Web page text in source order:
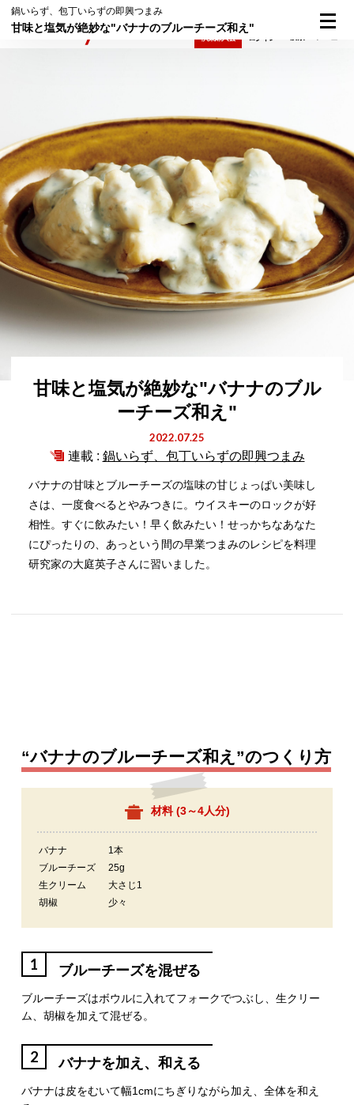
鍋いらず、包丁いらずの即興つまみ
甘味と塩気が絶妙な"バナナのブルーチーズ和え"
甘味と塩気が絶妙な"バナナのブル
ーチーズ和え"
2022.07.25
連載 : 鍋いらず、包丁いらずの即興つまみ
バナナの甘味とブルーチーズの塩味の甘じょっぱい美味し
さは、一度食べるとやみつきに。ウイスキーのロックが好
相性。すぐに飲みたい！早く飲みたい！せっかちなあなた
にぴったりの、あっという間の早業つまみのレシピを料理
研究家の大庭英子さんに習いました。
“バナナのブルーチーズ和え”のつくり方
材料 (3～4人分)
バナナ
1本
ブルーチーズ
25g
生クリーム
大さじ1
胡椒
少々
1 ブルーチーズを混ぜる
ブルーチーズはボウルに入れてフォークでつぶし、生クリー
ム、胡椒を加えて混ぜる。
2 バナナを加え、和える
バナナは皮をむいて幅1cmにちぎりながら加え、全体を和え